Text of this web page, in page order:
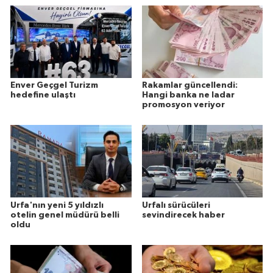
Enver Geçgel Turizm
hedefine ulaştı
Rakamlar güncellendi:
Hangi banka ne ladar
promosyon veriyor
Urfa'nın yeni 5 yıldızlı
otelin genel müdürü belli
oldu
Urfalı sürücüleri
sevindirecek haber